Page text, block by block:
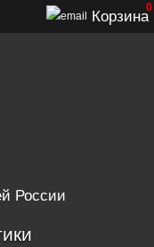
России
Корзина
0